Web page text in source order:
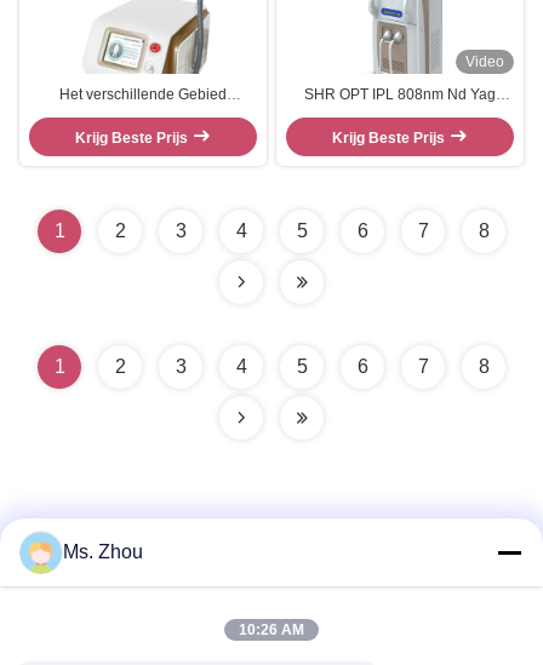
Het verschillende Gebied
behandelt van de het
Haarverwijdering van de
Diodelaser Verwijdering van het
Krijg Beste Prijs
Video
SHR OPT IPL 808nm Nd Yag
Diode Laser Ontharing
Schoonheid Machine
Krijg Beste Prijs
1 2 3 4 5 6 7 8
1 2 3 4 5 6 7 8
Ms. Zhou
10:26 AM